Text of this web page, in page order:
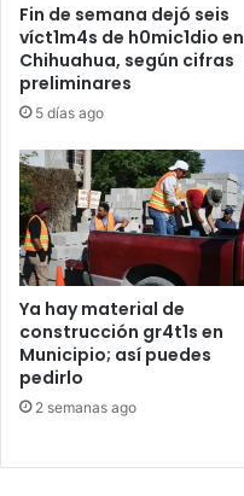
Fin de semana dejó seis
víct1m4s de h0mic1dio en
Chihuahua, según cifras
preliminares
5 días ago
Ya hay material de
construcción gr4t1s en
Municipio; así puedes
pedirlo
2 semanas ago